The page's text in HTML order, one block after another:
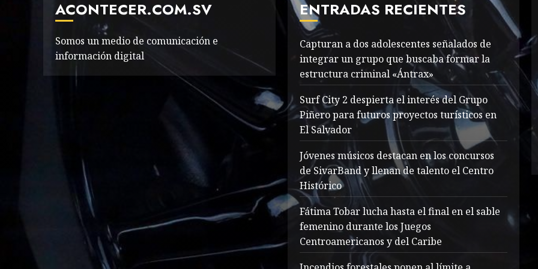
ACONTECER.COM.SV
Somos un medio de comunicación e
información digital
ENTRADAS RECIENTES
Capturan a dos adolescentes señalados de
integrar un grupo que buscaba formar la
estructura criminal «Ántrax»
Surf City 2 despierta el interés del Grupo
Piñero para futuros proyectos turísticos en
El Salvador
Jóvenes músicos destacan en los concursos
de SivarBand y llenan de talento el Centro
Histórico
Fátima Tobar lucha hasta el final en el sable
femenino durante los Juegos
Centroamericanos y del Caribe